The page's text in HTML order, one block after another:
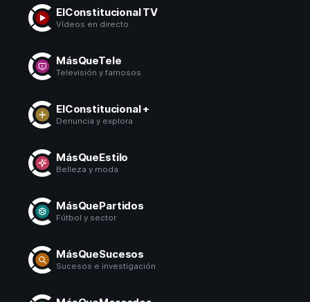
ElConstitucional TV
Vídeos en directo
MásQueTele
Televisión y famosos
ElConstitucional +
Denuncia y explora
MásQueEstilo
Belleza y moda
MásQuePartidos
Fútbol y sector
MásQueSucesos
Sucesos e investigación